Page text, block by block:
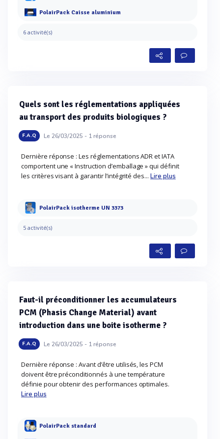
PolairPack Caisse aluminium
6 activité(s)
Quels sont les réglementations appliquées
au transport des produits biologiques ?
F.A.Q Le 26/03/2025 - 1réponse
Dernière réponse : Les réglementations ADR et IATA
comportent une « Instruction d’emballage » qui définit
les critères visant à garantir l’intégrité des...Lire plus
PolairPack isotherme UN 3373
5 activité(s)
Faut-il préconditionner les accumulateurs
PCM (Phasis Change Material) avant
introduction dans une boite isotherme ?
F.A.Q Le 26/03/2025 - 1réponse
Dernière réponse : Avant d’être utilisés, les PCM
doivent être préconditionnés à une température
définie pour obtenir des performances optimales.
Lire plus
PolairPack standard